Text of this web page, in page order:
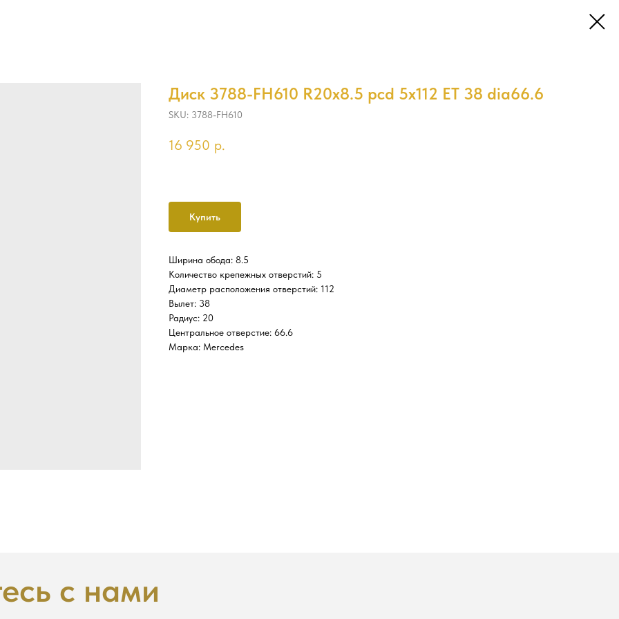
Диск 3788-FH610 R20x8.5 pcd 5x112 ET 38 dia66.6
SKU: 3788-FH610
16 950 р.
Купить
Ширина обода: 8.5
Количество крепежных отверстий: 5
Диаметр расположения отверстий: 112
Вылет: 38
Радиус: 20
Центральное отверстие: 66.6
Марка: Mercedes
с нами